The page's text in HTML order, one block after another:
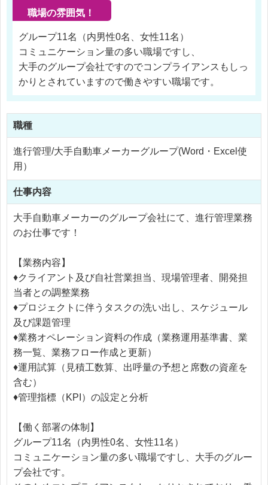
職場の雰囲気！
グループ11名（内男性0名、女性11名）
コミュニケーション量の多い職場ですし、
大手のグループ会社ですのでコンプライアンスもしっ
かりとされていますので働きやすい職場です。
職種
進行管理/大手自動車メーカーグループ(Word・Excel使
用）
仕事内容
大手自動車メーカーのグループ会社にて、進行管理業務
のお仕事です！
【業務内容】
♦クライアント及び自社営業担当、現場管理者、開発担
当者との調整業務
♦プロジェクトに伴うタスクの洗い出し、スケジュール
及び課題管理
♦業務オペレーション資料の作成（業務運用基準書、業
務一覧、業務フロー作成と更新）
♦運用試算（見積工数算、出呼量の予想と席数の資産を
含む）
♦管理指標（KPI）の設定と分析
【働く部署の体制】
グループ11名（内男性0名、女性11名）
コミュニケーション量の多い職場ですし、大手のグルー
プ会社です。